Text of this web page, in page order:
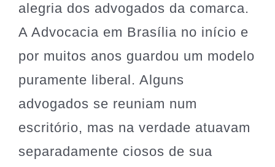
alegria dos advogados da comarca.
A Advocacia em Brasília no início e
por muitos anos guardou um modelo
puramente liberal. Alguns
advogados se reuniam num
escritório, mas na verdade atuavam
separadamente ciosos de sua